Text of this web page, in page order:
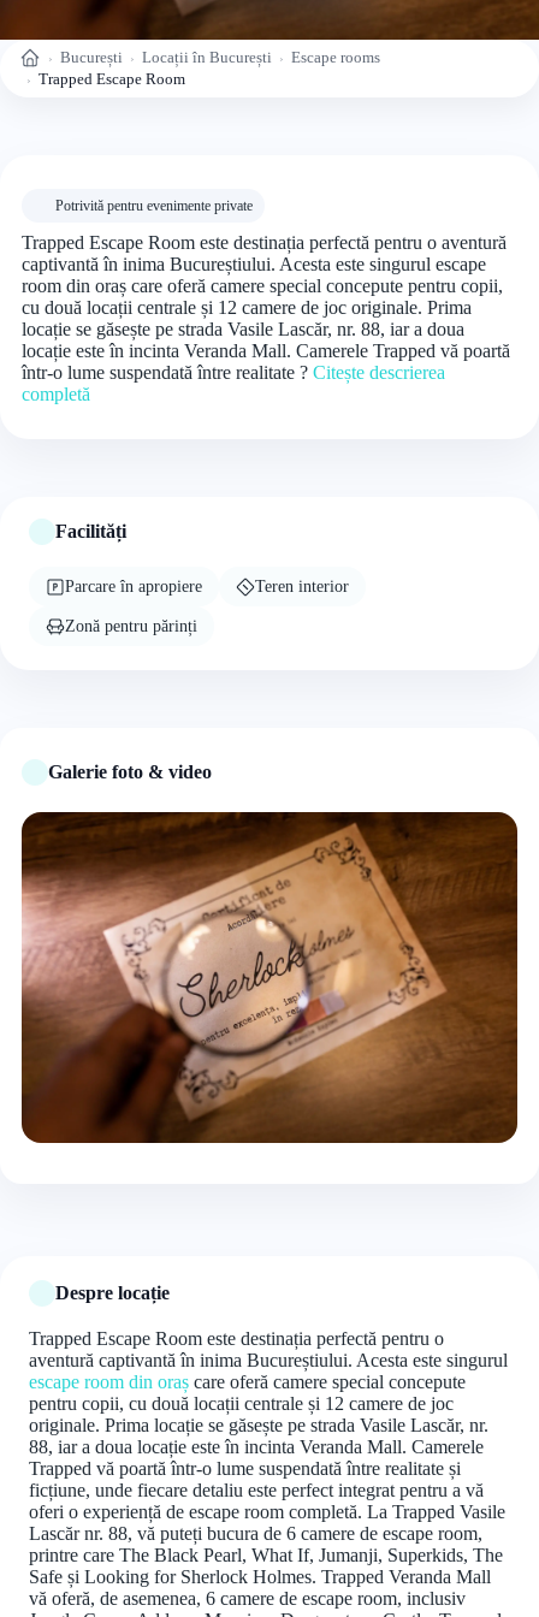
Acasă București Locații în București
Escape rooms
Trapped Escape Room
Potrivită pentru evenimente private
Trapped Escape Room este destinația perfectă pentru o aventură
captivantă în inima Bucureștiului. Acesta este singurul escape
room din oraș care oferă camere special concepute pentru copii,
cu două locații centrale și 12 camere de joc originale. Prima
locație se găsește pe strada Vasile Lascăr, nr. 88, iar a doua
locație este în incinta Veranda Mall. Camerele Trapped vă poartă
într-o lume suspendată între realitate ? Citește descrierea
completă
Facilități
Parcare în apropiere Teren interior
Zonă pentru părinți
Galerie foto & video
Despre locație
Trapped Escape Room este destinația perfectă pentru o
aventură captivantă în inima Bucureștiului. Acesta este singurul
escape room din oraș care oferă camere special concepute
pentru copii, cu două locații centrale și 12 camere de joc
originale. Prima locație se găsește pe strada Vasile Lascăr, nr.
88, iar a doua locație este în incinta Veranda Mall. Camerele
Trapped vă poartă într-o lume suspendată între realitate și
ficțiune, unde fiecare detaliu este perfect integrat pentru a vă
oferi o experiență de escape room completă. La Trapped Vasile
Lascăr nr. 88, vă puteți bucura de 6 camere de escape room,
printre care The Black Pearl, What If, Jumanji, Superkids, The
Safe și Looking for Sherlock Holmes. Trapped Veranda Mall
vă oferă, de asemenea, 6 camere de escape room, inclusiv